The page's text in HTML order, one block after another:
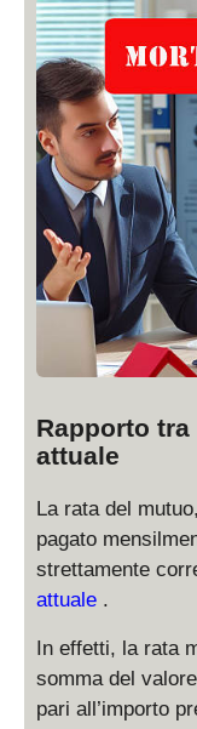
Rapporto
attuale
La rata del
pagato
strettamente
attuale .
In effetti, la rata
somma del
pari all’importo